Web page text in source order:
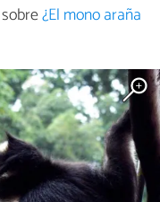
¿El mono araña